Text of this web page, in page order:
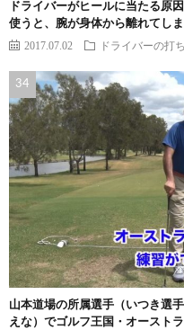
ドライバーがヒールに当たる原
使うと、腕が身体から離れてし
2017.07.02 ドライバーの打
山本道場の所属選手（いつき選
えな）でゴルフ王国・オースト